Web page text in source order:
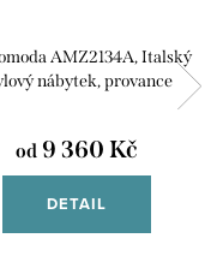
AMZ2134A, Italský
nábytek, provance
od 9 360 Kč
DETAIL